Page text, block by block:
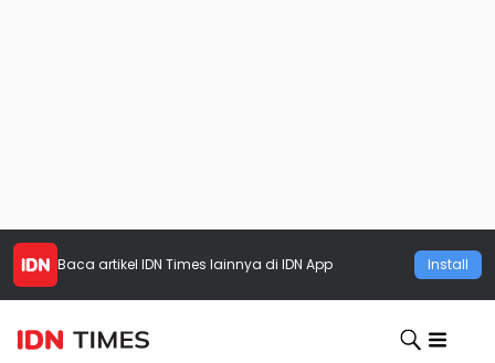
Baca artikel IDN Times lainnya di IDN App Install